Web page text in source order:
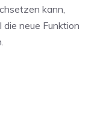
kann,
neue Funktion